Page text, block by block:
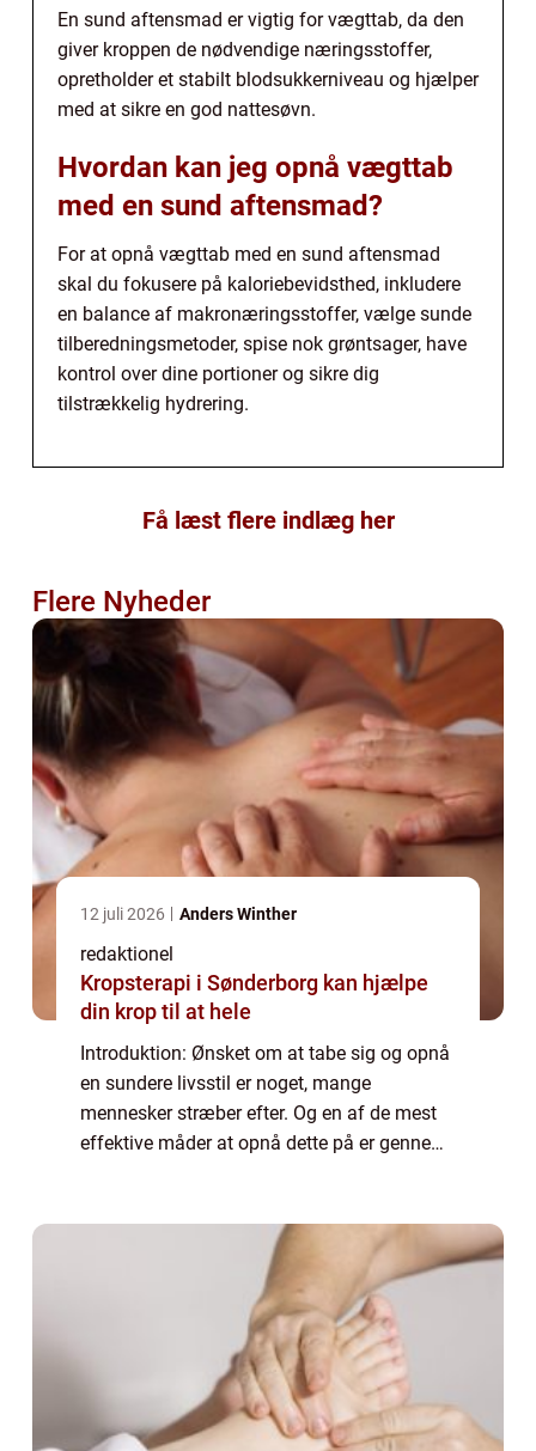
En sund aftensmad er vigtig for vægttab, da den
giver kroppen de nødvendige næringsstoffer,
opretholder et stabilt blodsukkerniveau og hjælper
med at sikre en god nattesøvn.
Hvordan kan jeg opnå vægttab
med en sund aftensmad?
For at opnå vægttab med en sund aftensmad
skal du fokusere på kaloriebevidsthed, inkludere
en balance af makronæringsstoffer, vælge sunde
tilberedningsmetoder, spise nok grøntsager, have
kontrol over dine portioner og sikre dig
tilstrækkelig hydrering.
Få læst flere indlæg her
Flere Nyheder
12 juli 2026 Anders Winther
redaktionel
Kropsterapi i Sønderborg kan hjælpe
din krop til at hele
Introduktion: Ønsket om at tabe sig og opnå
en sundere livsstil er noget, mange
mennesker stræber efter. Og en af de mest
effektive måder at opnå dette på er gennem